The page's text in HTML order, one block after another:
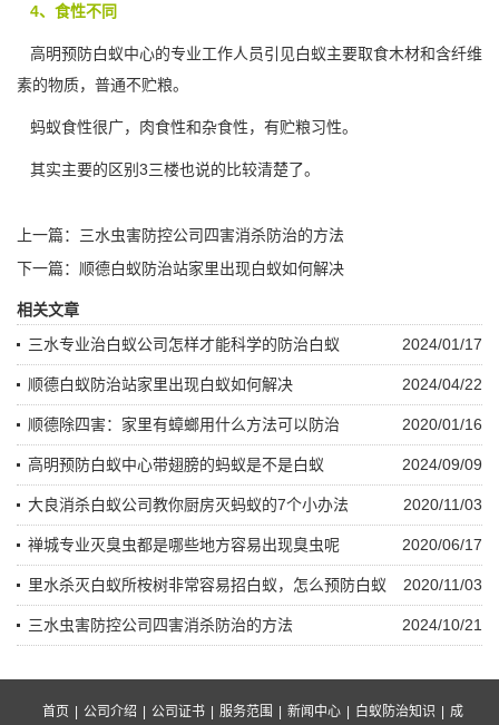
4、食性不同
高明预防白蚁中心的专业工作人员引见白蚁主要取食木材和含纤维
素的物质，普通不贮粮。
蚂蚁食性很广，肉食性和杂食性，有贮粮习性。
其实主要的区别3三楼也说的比较清楚了。
上一篇： 三水虫害防控公司四害消杀防治的方法
下一篇： 顺德白蚁防治站家里出现白蚁如何解决
相关文章
2024/01/17
三水专业治白蚁公司怎样才能科学的防治白蚁
2024/04/22
顺德白蚁防治站家里出现白蚁如何解决
2020/01/16
顺德除四害：家里有蟑螂用什么方法可以防治
2024/09/09
高明预防白蚁中心带翅膀的蚂蚁是不是白蚁
2020/11/03
大良消杀白蚁公司教你厨房灭蚂蚁的7个小办法
2020/06/17
禅城专业灭臭虫都是哪些地方容易出现臭虫呢
2020/11/03
里水杀灭白蚁所桉树非常容易招白蚁，怎么预防白蚁
2024/10/21
三水虫害防控公司四害消杀防治的方法
首页 | 公司介绍 | 公司证书 | 服务范围 | 新闻中心 | 白蚁防治知识 | 成